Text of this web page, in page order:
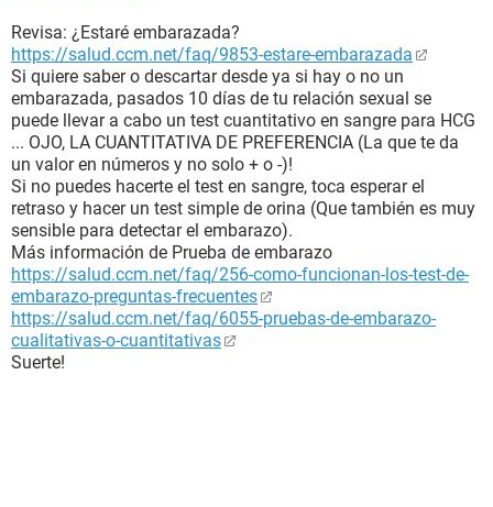
Revisa: ¿Estaré embarazada?
https://salud.ccm.net/faq/9853-estare-embarazada
Si quiere saber o descartar desde ya si hay o no un
embarazada, pasados 10 días de tu relación sexual se
puede llevar a cabo un test cuantitativo en sangre para HCG
... OJO, LA CUANTITATIVA DE PREFERENCIA (La que te da
un valor en números y no solo + o -)!
Si no puedes hacerte el test en sangre, toca esperar el
retraso y hacer un test simple de orina (Que también es muy
sensible para detectar el embarazo).
Más información de Prueba de embarazo
https://salud.ccm.net/faq/256-como-funcionan-los-test-de-
embarazo-preguntas-frecuentes
https://salud.ccm.net/faq/6055-pruebas-de-embarazo-
cualitativas-o-cuantitativas
Suerte!